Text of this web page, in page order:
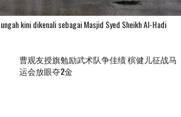
kini dikenali sebagai Masjid Syed Sheikh Al-Hadi
曹观友授旗勉励武术队争佳绩 槟健儿征战马
运会放眼夺2金